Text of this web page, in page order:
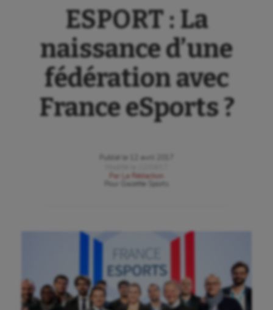
ESPORT : La
naissance d’une
fédération avec
France eSports ?
Publié le
12 avril 2017
Par
La Rédaction
Gazette Sports